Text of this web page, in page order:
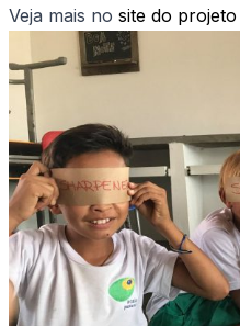
Veja mais no site do projeto ​